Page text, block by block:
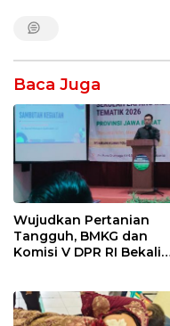
Baca Juga
Wujudkan Pertanian
Tangguh, BMKG dan
Komisi V DPR RI Bekali